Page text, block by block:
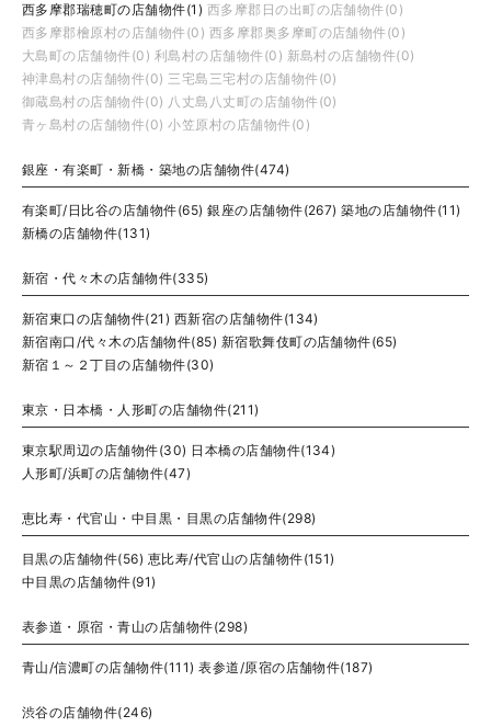
西多摩郡瑞穂町の店舗物件(1) 西多摩郡日の出町の店舗物件(0)
西多摩郡檜原村の店舗物件(0) 西多摩郡奥多摩町の店舗物件(0)
大島町の店舗物件(0) 利島村の店舗物件(0) 新島村の店舗物件(0)
神津島村の店舗物件(0) 三宅島三宅村の店舗物件(0)
御蔵島村の店舗物件(0) 八丈島八丈町の店舗物件(0)
青ヶ島村の店舗物件(0) 小笠原村の店舗物件(0)
銀座・有楽町・新橋・築地の店舗物件(474)
有楽町/日比谷の店舗物件(65) 銀座の店舗物件(267) 築地の店舗物件(11)
新橋の店舗物件(131)
新宿・代々木の店舗物件(335)
新宿東口の店舗物件(21) 西新宿の店舗物件(134)
新宿南口/代々木の店舗物件(85) 新宿歌舞伎町の店舗物件(65)
新宿１～２丁目の店舗物件(30)
東京・日本橋・人形町の店舗物件(211)
東京駅周辺の店舗物件(30) 日本橋の店舗物件(134)
人形町/浜町の店舗物件(47)
恵比寿・代官山・中目黒・目黒の店舗物件(298)
目黒の店舗物件(56) 恵比寿/代官山の店舗物件(151)
中目黒の店舗物件(91)
表参道・原宿・青山の店舗物件(298)
青山/信濃町の店舗物件(111) 表参道/原宿の店舗物件(187)
渋谷の店舗物件(246)